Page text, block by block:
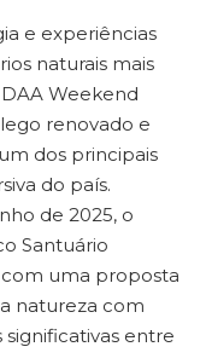
e experiências
naturais mais
Weekend
renovado e
dos principais
do país.
de 2025, o
Santuário
com uma proposta
natureza com
entre